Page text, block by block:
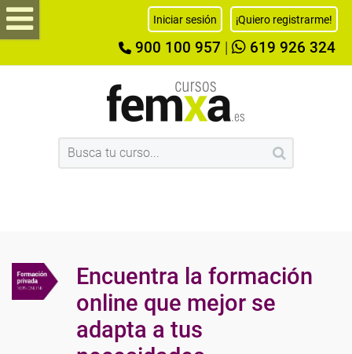
Iniciar sesión ¡Quiero registrarme!
900 100 957 619 926 324
Encuentra la formación
online que mejor se
adapta a tus